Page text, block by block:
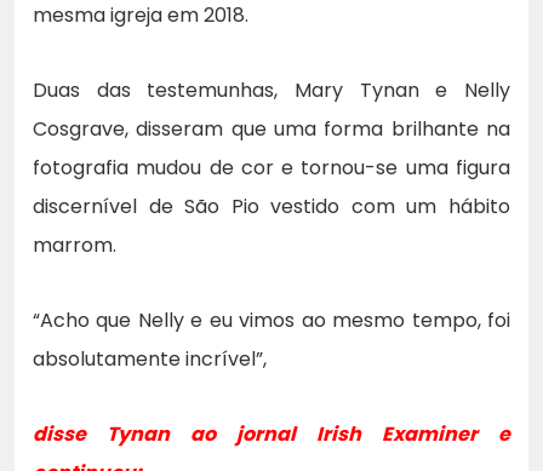
mesma igreja em 2018.
Duas das testemunhas, Mary Tynan e Nelly
Cosgrave, disseram que uma forma brilhante na
fotografia mudou de cor e tornou-se uma figura
discernível de São Pio vestido com um hábito
marrom.
“Acho que Nelly e eu vimos ao mesmo tempo, foi
absolutamente incrível”,
disse Tynan ao jornal Irish Examinere